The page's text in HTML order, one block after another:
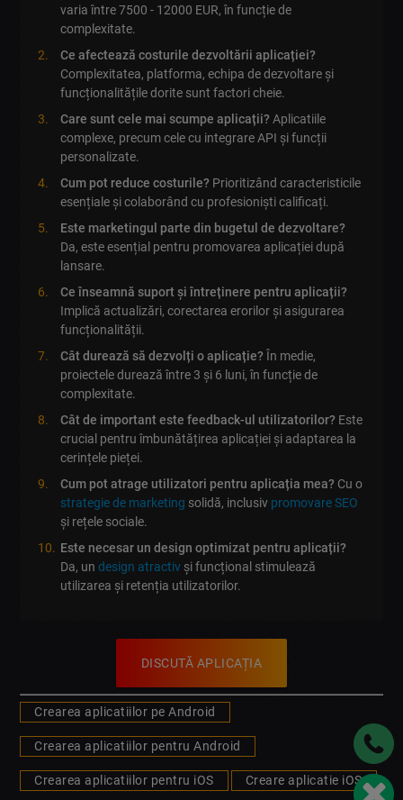
varia între 7500 - 12000 EUR, în funcție de
complexitate.
Ce afectează costurile dezvoltării aplicației?
Complexitatea, platforma, echipa de dezvoltare și
funcționalitățile dorite sunt factori cheie.
Care sunt cele mai scumpe aplicații?Aplicatiile
complexe, precum cele cu integrare API și funcții
personalizate.
Cum pot reduce costurile? Prioritizând caracteristicile
esențiale și colaborând cu profesioniști calificați.
Este marketingul parte din bugetul de dezvoltare?
Da, este esențial pentru promovarea aplicației după
lansare.
Ce înseamnă suport și întreținere pentru aplicații?
Implică actualizări, corectarea erorilor și asigurarea
funcționalității.
Cât durează să dezvolți o aplicație? În medie,
proiectele durează între 3 și 6 luni, în funcție de
complexitate.
Cât de important este feedback-ul utilizatorilor? Este
crucial pentru îmbunătățirea aplicației și adaptarea la
cerințele pieței.
Cum pot atrage utilizatori pentru aplicația mea? Cu o
strategie de marketing solidă, inclusiv promovare SEO
și rețele sociale.
Este necesar un design optimizat pentru aplicații?
Da, undesign atractiv și funcțional stimulează
utilizarea și retenția utilizatorilor.
DISCUTĂ APLICAȚIA
Crearea aplicatiilor pe Android
Crearea aplicatiilor pentru Android
Crearea aplicatiilor pentru iOS Creare aplicatie iOS